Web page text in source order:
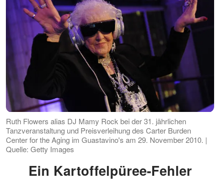
Ruth Flowers alias DJ Mamy Rock bei der 31. jährlichen
Tanzveranstaltung und Preisverleihung des Carter Burden
Center for the Aging im Guastavino's am 29. November 2010. |
Quelle: Getty Images
Ein Kartoffelpüree-Fehler